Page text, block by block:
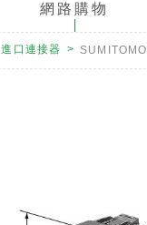
網路購物
進口連接器 SUMITOMO